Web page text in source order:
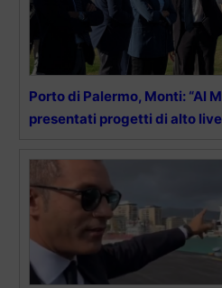
Porto di Palermo, Monti: “Al
presentati progetti di alto